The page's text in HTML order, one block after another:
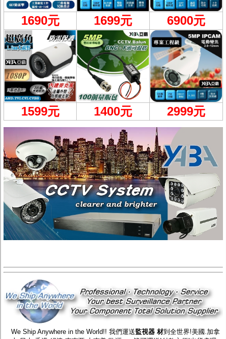
1690元 1699元 6900元
1599元 1400元 2999元
We Ship Anywhere in the World!! 我們運送監視器 材到全世界!美國.加拿